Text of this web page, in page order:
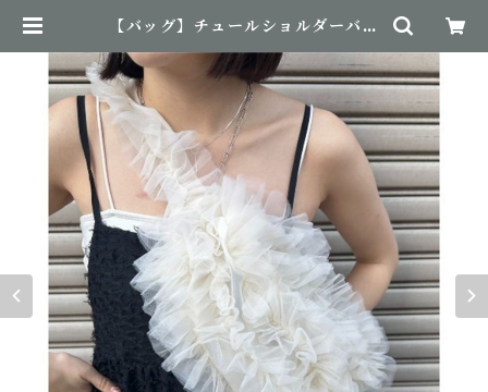
【バッグ】チュールショルダーバッ